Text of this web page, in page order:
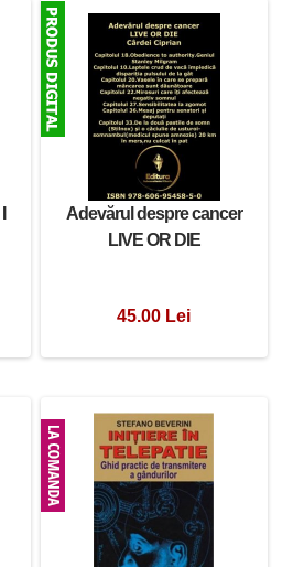
Adevărul despre cancer
LIVE OR DIE
45.00 Lei